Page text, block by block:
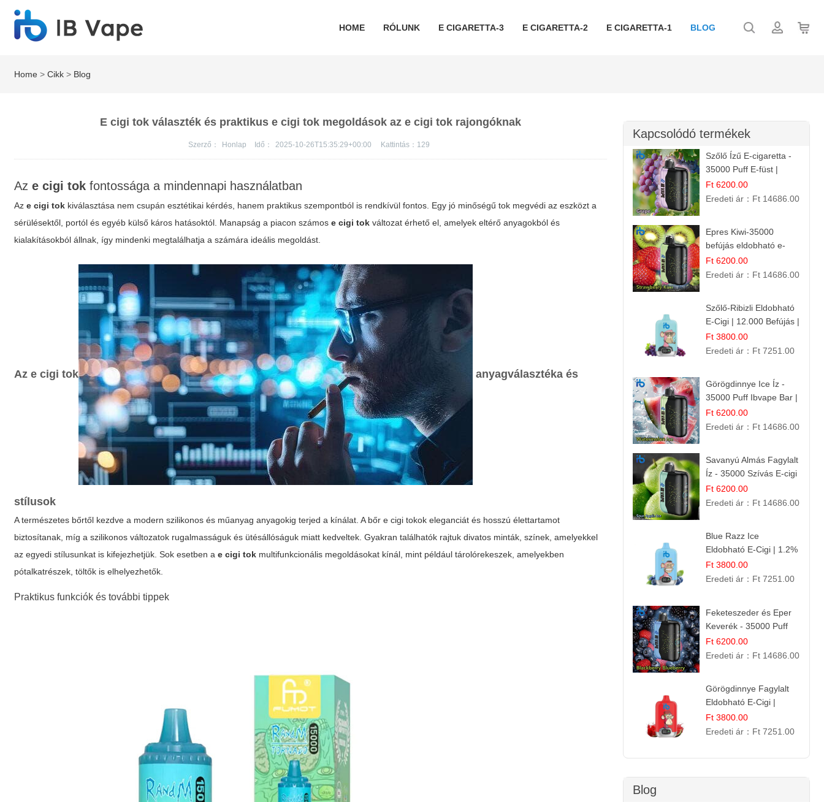
HOME RÓLUNK E CIGARETTA-3 E CIGARETTA-2 E CIGARETTA-1 BLOG
Home >Cikk > Blog
E cigi tok választék és praktikus e cigi tok megoldások az e cigi tok rajongóknak
Szerző： Honlap Idő： 2025-10-26T15:35:29+00:00 Kattintás： 129
Aze cigi tok fontossága a mindennapi használatban
Aze cigi tok kiválasztása nem csupán esztétikai kérdés, hanem praktikus szempontból is rendkívül fontos. Egy jó minőségű tok megvédi az eszközt a
sérülésektől, portól és egyéb külső káros hatásoktól. Manapság a piacon számose cigi tok változat érhető el, amelyek eltérő anyagokból és
kialakításokból állnak, így mindenki megtalálhatja a számára ideális megoldást.
Aze cigi tok anyagválasztéka és
stílusok
A természetes bőrtől kezdve a modern szilikonos és műanyag anyagokig terjed a kínálat. A bőre cigi tokok eleganciát és hosszú élettartamot
biztosítanak, míg a szilikonos változatok rugalmasságuk és ütésállóságuk miatt kedveltek. Gyakran találhatók rajtuk divatos minták, színek, amelyekkel
az egyedi stílusunkat is kifejezhetjük. Sok esetben ae cigi tok multifunkcionális megoldásokat kínál, mint például tárolórekeszek, amelyekben
pótalkatrészek, töltők is elhelyezhetők.
Praktikus funkciók és további tippek
Kapcsolódó termékek
Szőlő Ízű E-cigaretta -
35000 Puff E-füst |
Intenzív
Gyümölcsélmény!
Ft 6200.00
Eredeti ár： Ft 14686.00
Epres Kiwi-35000
befújás eldobható e-
cigaretta
Ft 6200.00
Eredeti ár： Ft 14686.00
Szőlő-Ribizli Eldobható
E-Cigi | 12.000 Befújás |
Friss Gyümölcs Íz
Ft 3800.00
Eredeti ár： Ft 7251.00
Görögdinnye Ice Íz -
35000 Puff Ibvape Bar |
Frissítő Mentolos
Élmény!
Ft 6200.00
Eredeti ár： Ft 14686.00
Savanyú Almás Fagylalt
Íz - 35000 Szívás E-cigi
Ft 6200.00
Eredeti ár： Ft 14686.00
Blue Razz Ice
Eldobható E-Cigi | 1.2%
Nikotin | Jéghideg
Málna Íz
Ft 3800.00
Eredeti ár： Ft 7251.00
Feketeszeder és Eper
Keverék - 35000 Puff
Eldobható Vape | Ízletes
Gyümölcsökombináció!
Ft 6200.00
Eredeti ár： Ft 14686.00
Görögdinnye Fagylalt
Eldobható E-Cigi |
12.000 Szívás | Édes
Vízidín Íz
Ft 3800.00
Eredeti ár： Ft 7251.00
Blog